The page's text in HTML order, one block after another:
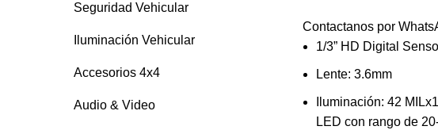
Seguridad Vehicular
Iluminación Vehicular
Accesorios 4x4
Audio & Video
Contactanos por
1/3” HD Digital
Lente: 3.6mm
Iluminación: 42
LED con rango de